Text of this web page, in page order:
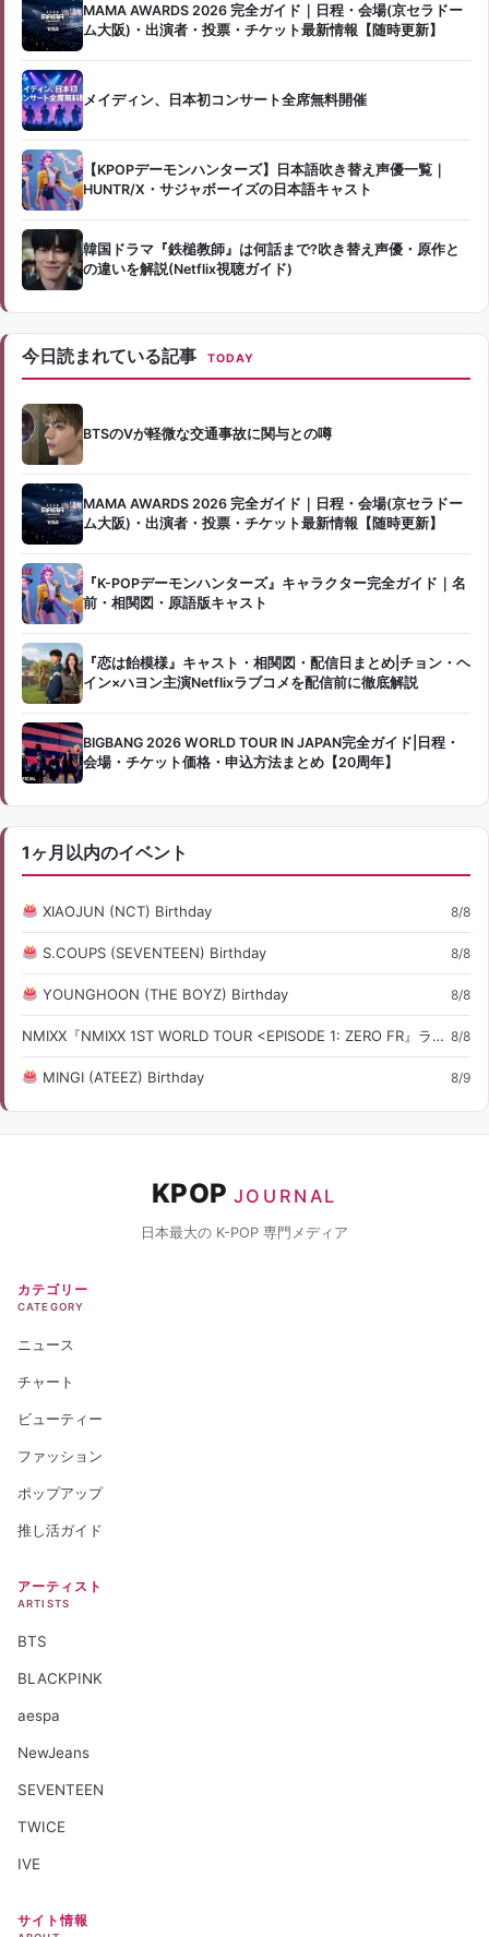
MAMA AWARDS 2026 完全ガイド｜日程・会場(京セラドー
ム大阪)・出演者・投票・チケット最新情報【随時更新】
メイディン、日本初コンサート全席無料開催
【KPOPデーモンハンターズ】日本語吹き替え声優一覧｜
HUNTR/X・サジャボーイズの日本語キャスト
韓国ドラマ『鉄槌教師』は何話まで?吹き替え声優・原作と
の違いを解説(Netflix視聴ガイド)
今日読まれている記事 TODAY
BTSのVが軽微な交通事故に関与との噂
MAMA AWARDS 2026 完全ガイド｜日程・会場(京セラドー
ム大阪)・出演者・投票・チケット最新情報【随時更新】
『K-POPデーモンハンターズ』キャラクター完全ガイド｜名
前・相関図・原語版キャスト
『恋は飴模様』キャスト・相関図・配信日まとめ|チョン・ヘ
イン×ハヨン主演Netflixラブコメを配信前に徹底解説
BIGBANG 2026 WORLD TOUR IN JAPAN完全ガイド|日程・
会場・チケット価格・申込方法まとめ【20周年】
1ヶ月以内のイベント
XIAOJUN (NCT) Birthday 8/8
S.COUPS (SEVENTEEN) Birthday 8/8
YOUNGHOON (THE BOYZ) Birthday 8/8
NMIXX『NMIXX 1ST WORLD TOUR <EPISODE 1: ZERO FR』ライブ・コンサート情報 8/8
MINGI (ATEEZ) Birthday 8/9
KPOP JOURNAL
日本最大の K-POP 専門メディア
カテゴリー
CATEGORY
ニュース
チャート
ビューティー
ファッション
ポップアップ
推し活ガイド
アーティスト
ARTISTS
BTS
BLACKPINK
aespa
NewJeans
SEVENTEEN
TWICE
IVE
サイト情報